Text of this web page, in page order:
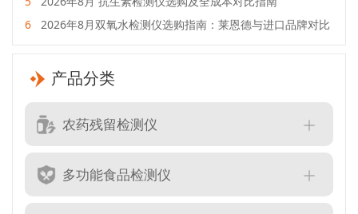
6
2026年8月双氧水检测仪选购指南：莱恩德与进口品牌对比
产品分类
农药残留检测仪
多功能食品检测仪